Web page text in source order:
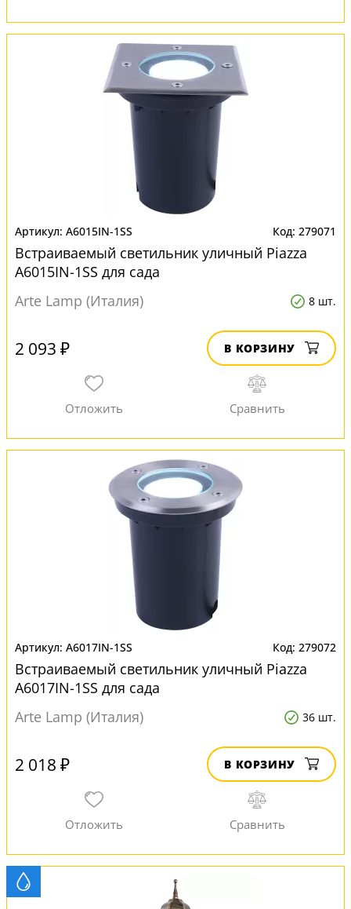
A6015IN-1SS 279071
Встраиваемый светильник уличный Piazza
A6015IN-1SS для сада
Arte Lamp (Италия)
8 шт.
2 093 ₽ В КОРЗИНУ
A6017IN-1SS 279072
Встраиваемый светильник уличный Piazza
A6017IN-1SS для сада
Arte Lamp (Италия)
36 шт.
2 018 ₽ В КОРЗИНУ